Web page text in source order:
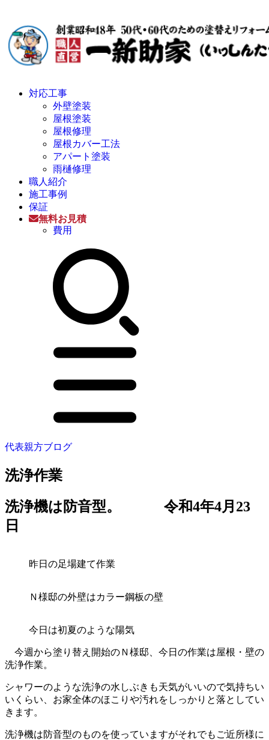
対応工事
外壁塗装
屋根塗装
屋根修理
屋根カバー工法
アパート塗装
雨樋修理
職人紹介
施工事例
保証
無料お見積
費用
代表親方ブログ
洗浄作業
洗浄機は防音型。 令和4年4月23
日
昨日の足場建て作業
Ｎ様邸の外壁はカラー鋼板の壁
今日は初夏のような陽気
今週から塗り替え開始のＮ様邸、今日の作業は屋根・壁の
洗浄作業。
シャワーのような洗浄の水しぶきも天気がいいので気持ちい
いくらい、お家全体のほこりや汚れをしっかりと落としてい
きます。
洗浄機は防音型のものを使っていますがそれでもご近所様に